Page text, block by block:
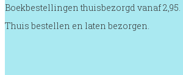
Boekbestellingen thuisbezorgd vanaf 2,95.
Thuis bestellen en laten bezorgen.